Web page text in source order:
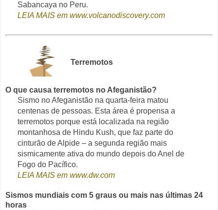
Sabancaya no Peru.
LEIA MAIS em www.volcanodiscovery.com
Terremotos
O que causa terremotos no Afeganistão?
Sismo no Afeganistão na quarta-feira matou
centenas de pessoas. Esta área é propensa a
terremotos porque está localizada na região
montanhosa de Hindu Kush, que faz parte do
cinturão de Alpide – a segunda região mais
sismicamente ativa do mundo depois do Anel de
Fogo do Pacífico.
LEIA MAIS em www.dw.com
Sismos mundiais com 5 graus ou mais nas últimas 24
horas